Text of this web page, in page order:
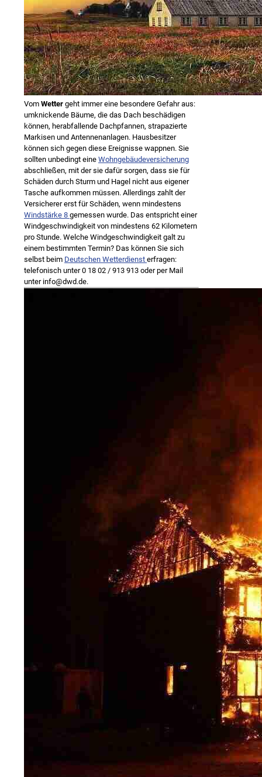
Vom Wetter geht immer eine besondere Gefahr aus:
umknickende Bäume, die das Dach beschädigen
können, herabfallende Dachpfannen, strapazierte
Markisen und Antennenanlagen. Hausbesitzer
können sich gegen diese Ereignisse wappnen. Sie
sollten unbedingt eine Wohngebäudeversicherung
abschließen, mit der sie dafür sorgen, dass sie für
Schäden durch Sturm und Hagel nicht aus eigener
Tasche aufkommen müssen. Allerdings zahlt der
Versicherer erst für Schäden, wenn mindestens
Windstärke 8 gemessen wurde. Das entspricht einer
Windgeschwindigkeit von mindestens 62 Kilometern
pro Stunde. Welche Windgeschwindigkeit galt zu
einem bestimmten Termin? Das können Sie sich
selbst beim Deutschen Wetterdienst erfragen:
telefonisch unter 0 18 02 / 913 913 oder per Mail
unter info@dwd.de.